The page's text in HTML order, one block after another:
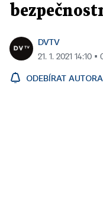
DVTV
21. 1. 2021 14:10
ODEBÍRAT AUTORA